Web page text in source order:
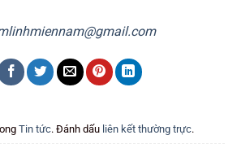
Tin tức. Đánh dấu liên kết thường trực.